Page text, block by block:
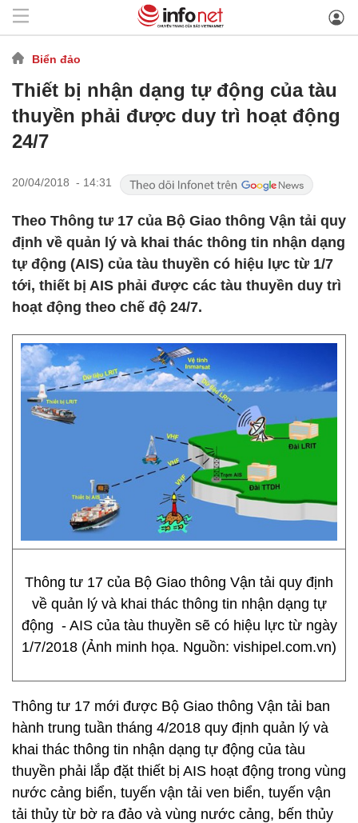
Biển đảo
Thiết bị nhận dạng tự động của tàu
thuyền phải được duy trì hoạt động
24/7
20/04/2018 - 14:31
Theo Thông tư 17 của Bộ Giao thông Vận tải quy
định về quản lý và khai thác thông tin nhận dạng
tự động (AIS) của tàu thuyền có hiệu lực từ 1/7
tới, thiết bị AIS phải được các tàu thuyền duy trì
hoạt động theo chế độ 24/7.
Thông tư 17 của Bộ Giao thông Vận tải quy định
về quản lý và khai thác thông tin nhận dạng tự
động - AIS của tàu thuyền sẽ có hiệu lực từ ngày
1/7/2018 (Ảnh minh họa. Nguồn: vishipel.com.vn)
Thông tư 17 mới được Bộ Giao thông Vận tải ban
hành trung tuần tháng 4/2018 quy định quản lý và
khai thác thông tin nhận dạng tự động của tàu
thuyền phải lắp đặt thiết bị AIS hoạt động trong vùng
nước cảng biển, tuyến vận tải ven biển, tuyến vận
tải thủy từ bờ ra đảo và vùng nước cảng, bến thủy